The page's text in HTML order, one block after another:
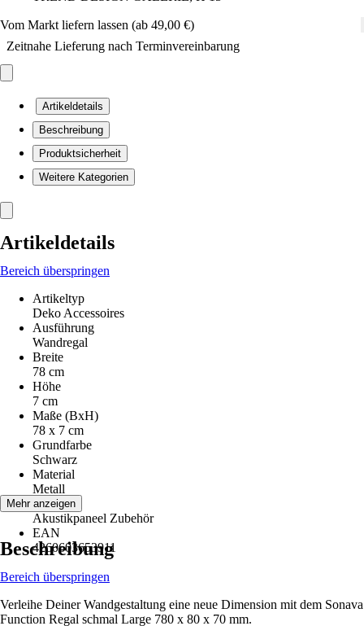
Vom Markt liefern lassen (ab 49,00 €)
Zeitnahe Lieferung nach Terminvereinbarung
Artikeldetails
Beschreibung
Produktsicherheit
Weitere Kategorien
Artikeldetails
Bereich überspringen
Artikeltyp
Deko Accessoires
Ausführung
Wandregal
Breite
78 cm
Höhe
7 cm
Maße (BxH)
78 x 7 cm
Grundfarbe
Schwarz
Material
Metall
Hinweis
Akustikpaneel Zubehör
EAN
4260603653911
Mehr anzeigen
Beschreibung
Bereich überspringen
Verleihe Deiner Wandgestaltung eine neue Dimension mit dem Sonava
Function Regal schmal Large 780 x 80 x 70 mm.